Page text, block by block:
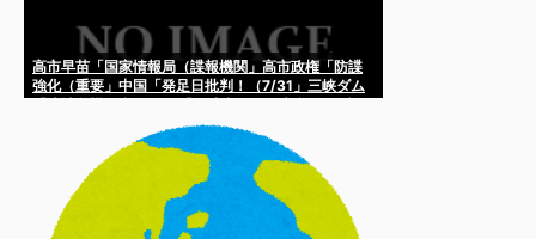
高市早苗「国家情報局（諜報機関」高市政権「防諜
強化（重要」中国「発足日批判！（7/31」三峡ダム